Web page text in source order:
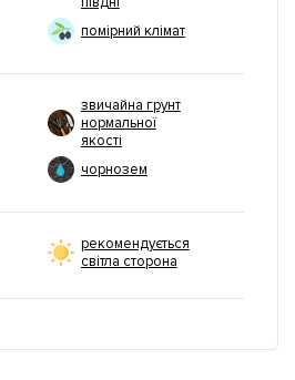
помірний клімат
звичайна грунт
нормальної
якості
чорнозем
рекомендується
світла сторона